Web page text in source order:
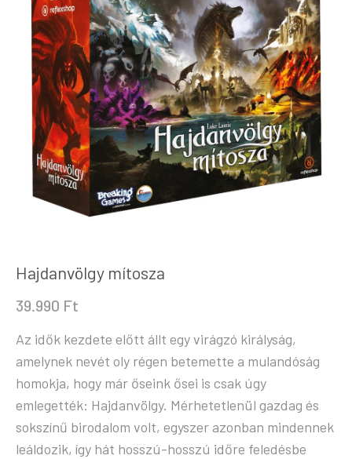
Hajdanvölgy mítosza
39.990 Ft
Az idők kezdete előtt állt egy virágzó királyság,
amelynek nevét oly régen betemette a mulandóság
homokja, hogy már őseink ősei is csak úgy
emlegették: Hajdanvölgy. Mérhetetlenül gazdag és
sokszínű birodalom volt, egyszer azonban mindennek
leáldozik, így hát hosszú-hosszú időre feledésbe